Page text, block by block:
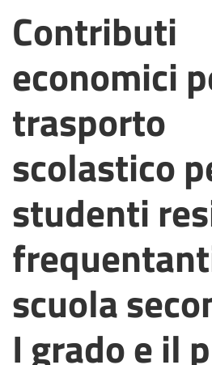
Contributi
economici
trasporto
scolastico
studenti
scuola
I grado e il